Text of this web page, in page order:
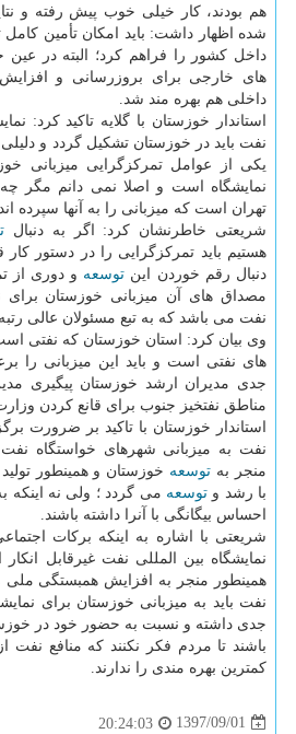
هم بودند، كار خیلی خوب پیش رفته و
شده اظهار داشت: باید امكان تأمین كامل
داخل كشور را فراهم كرد؛ البته در عین
های خارجی برای بروزرسانی و
داخلی هم بهره مند شد.
استاندار خوزستان با گلایه تاكید كرد:
نفت باید در خوزستان تشكیل گردد و
یكی از عوامل تمركزگرایی میزبانی
نمایشگاه است و اصلا نمی دانم مگر
تهران است كه میزبانی را به آنها سپرده
شریعتی خاطرنشان كرد: اگر به دنبال
هستیم باید تمركزگرایی را در دستور
دنبال رقم خوردن این توسعه و دوری از
مصداق های آن میزبانی خوزستان برای
نفت می باشد كه به تبع مسئولان عالی رتبه
وی بیان كرد: استان خوزستان كه نفتی
های نفتی است و باید این میزبانی را
جدی مدیران ارشد خوزستان پیگیری
مناطق نفتخیز جنوب برای قانع كردن
استاندار خوزستان با تاكید بر ضرورت
نفت به میزبانی شهرهای خواستگاه نفت
منجر به توسعه خوزستان و همینطور
با رشد وتوسعه می گردد ؛ ولی نه اینكه
احساس بیگانگی با آنرا داشته باشند.
شریعتی با اشاره به اینكه بركات
نمایشگاه بین المللی نفت غیرقابل
همینطور منجر به افزایش همبستگی
نفت باید به میزبانی خوزستان برای
جدی داشته و نسبت به حضور خود در
باشند تا مردم فكر نكنند كه منافع نفت
كمترین بهره مندی را ندارند.
1397/09/01
20:24:03